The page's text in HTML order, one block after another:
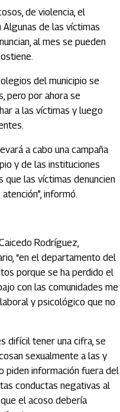
de violencia, el
de las víctimas
al mes se pueden
del municipio se
pero por ahora se
a las víctimas y luego
a cabo una campaña
y de las instituciones
que las víctimas denuncien
informó.
Rodríguez,
“en el departamento del
porque se ha perdido el
con las comunidades me
y psicológico que no
difícil tener una cifra, se
sexualmente a las y
piden información fuera del
conductas negativas al
el acoso debería